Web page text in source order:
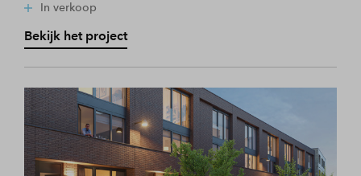
In verkoop
Bekijk het project